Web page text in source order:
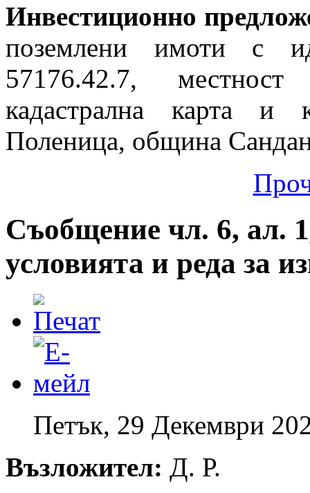
Инвестиционно
поземлени имоти с
57176.42.7,
кадастрална карта и
Поленица, община
Съобщение чл. 6, ал.
условията и реда за
Петък, 29 Декември
Възложител: Д. Р.